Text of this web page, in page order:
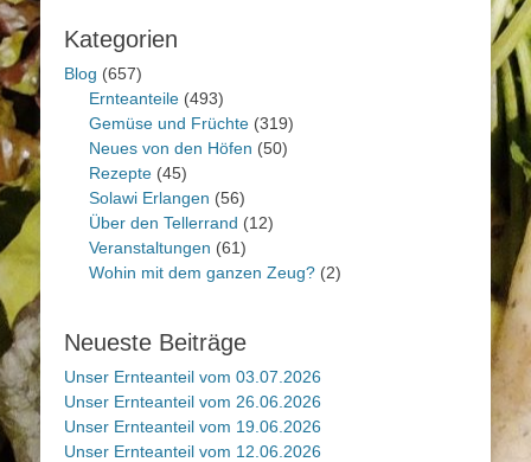
Kategorien
Blog (657)
Ernteanteile (493)
Gemüse und Früchte (319)
Neues von den Höfen (50)
Rezepte (45)
Solawi Erlangen (56)
Über den Tellerrand (12)
Veranstaltungen (61)
Wohin mit dem ganzen Zeug? (2)
Neueste Beiträge
Unser Ernteanteil vom 03.07.2026
Unser Ernteanteil vom 26.06.2026
Unser Ernteanteil vom 19.06.2026
Unser Ernteanteil vom 12.06.2026